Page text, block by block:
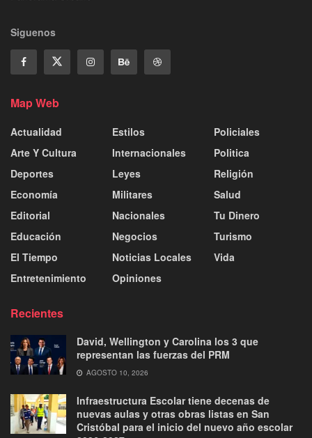
Siguenos
Map Web
Actualidad
Arte Y Cultura
Deportes
Economía
Editorial
Educación
El Tiempo
Entretenimiento
Estilos
Internacionales
Leyes
Militares
Nacionales
Negocios
Noticias Locales
Opiniones
Policiales
Politica
Religión
Salud
Tu Dinero
Turismo
Vida
Recientes
David, Wellington y Carolina los 3 que
representan las fuerzas del PRM
AGOSTO 10, 2026
Infraestructura Escolar tiene decenas de
nuevas aulas y otras obras listas en San
Cristóbal para el inicio del nuevo año escolar